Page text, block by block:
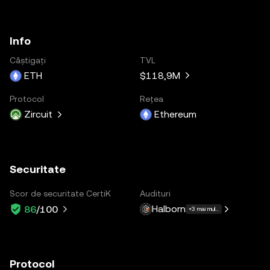
Info
Câștigați
ETH
TVL
$118,9M
Protocol
Zircuit
Rețea
Ethereum
Securitate
Scor de securitate CertiK
86/100
Audituri
Halborn +3 mai multe
Protocol